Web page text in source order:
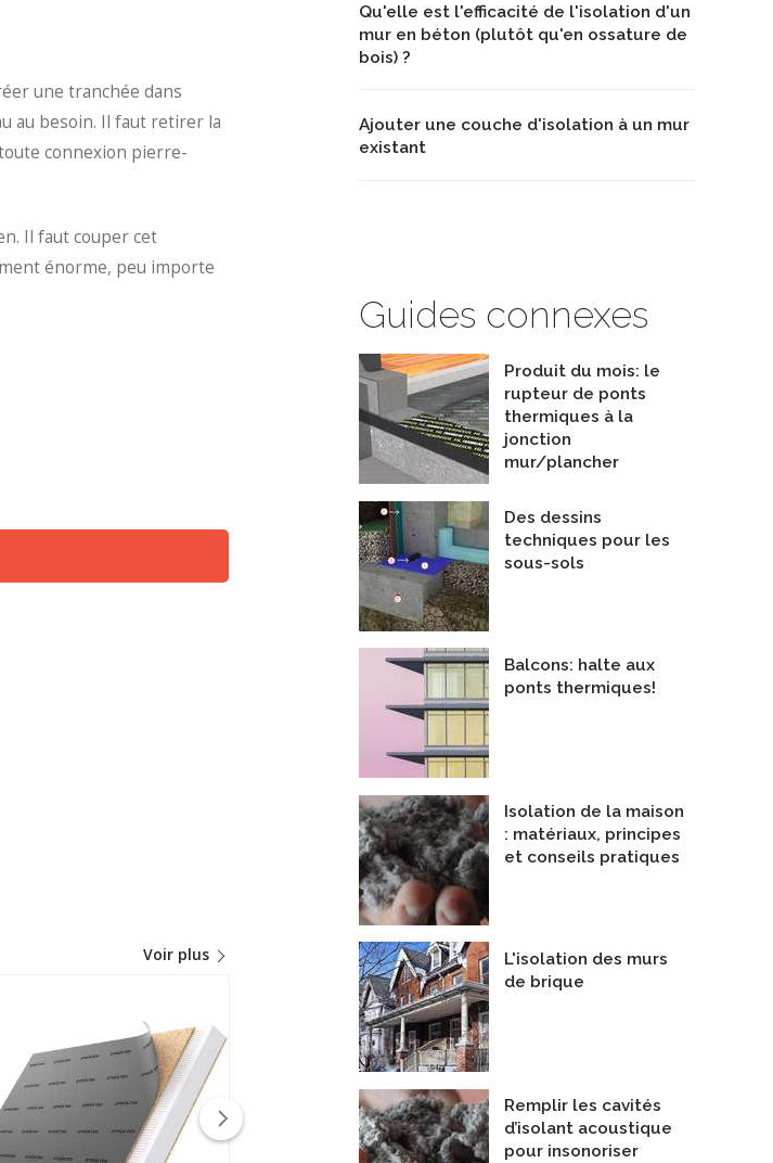
Qu'elle est l'efficacité de l'isolation d'un
mur en béton (plutôt qu'en ossature de
bois) ?
Ajouter une couche d'isolation à un mur
existant
Guides connexes
Produit du mois: le
rupteur de ponts
thermiques à la
jonction
mur/plancher
Des dessins
techniques pour les
sous-sols
Balcons: halte aux
ponts thermiques!
Isolation de la maison
: matériaux, principes
et conseils pratiques
L'isolation des murs
de brique
Remplir les cavités
d’isolant acoustique
pour insonoriser
une tranchée dans
au besoin. Il faut retirer la
connexion pierre-
Il faut couper cet
énorme, peu importe
Voir plus